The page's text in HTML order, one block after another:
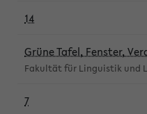
14
Grüne Tafel, Fenster,
Fakultät für Linguistik und
7